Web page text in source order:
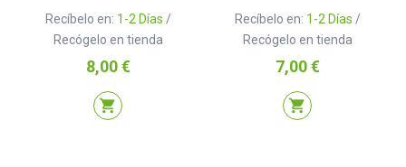
Recíbelo en: 1-2 Días /
Recógelo en tienda
Precio
8,00 €
shopping_cart
Recíbelo en: 1-2 Días /
Recógelo en tienda
Precio
7,00 €
shopping_cart